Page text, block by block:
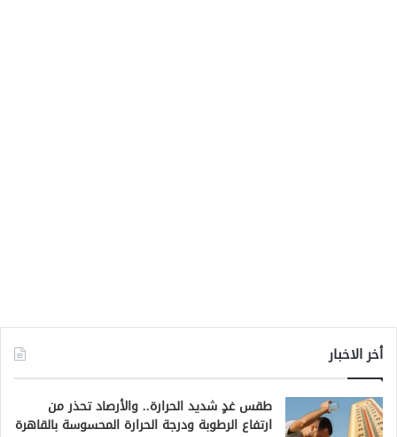
أخر الاخبار
طقس غدٍ شديد الحرارة.. والأرصاد تحذر من
ارتفاع الرطوبة ودرجة الحرارة المحسوسة بالقاهرة